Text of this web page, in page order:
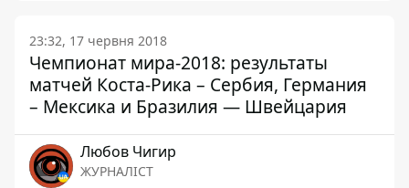
23:32, 17 червня 2018
Чемпионат мира-2018: результаты
матчей Коста-Рика – Сербия, Германия
– Мексика и Бразилия — Швейцария
Любов Чигир
ЖУРНАЛІСТ